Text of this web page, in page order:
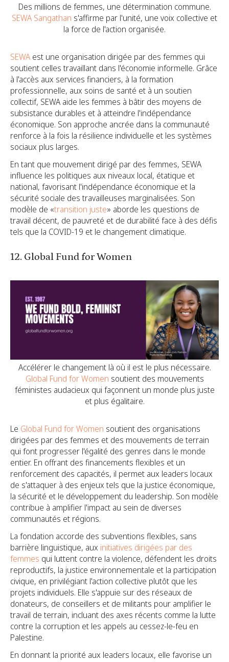
Des millions de femmes, une détermination commune.
SEWA Sangathan s'affirme par l'unité, une voix collective et
la force de l'action organisée.
SEWA est une organisation dirigée par des femmes qui
soutient celles travaillant dans l'économie informelle. Grâce
à l'accès aux services financiers, à la formation
professionnelle, aux soins de santé et à un soutien
collectif, SEWA aide les femmes à bâtir des moyens de
subsistance durables et à atteindre l'indépendance
économique. Son approche ancrée dans la communauté
renforce à la fois la résilience individuelle et les systèmes
sociaux plus larges.
En tant que mouvement dirigé par des femmes, SEWA
influence les politiques aux niveaux local, étatique et
national, favorisant l'indépendance économique et la
sécurité sociale des travailleuses marginalisées. Son
modèle de «transition juste» aborde les questions de
travail décent, de pauvreté et de durabilité face à des défis
tels que la COVID-19 et le changement climatique.
12. Global Fund for Women
Accélérer le changement là où il est le plus nécessaire.
Global Fund for Women soutient des mouvements
féministes audacieux qui façonnent un monde plus juste
et plus égalitaire.
Le Global Fund for Women soutient des organisations
dirigées par des femmes et des mouvements de terrain
qui font progresser l'égalité des genres dans le monde
entier. En offrant des financements flexibles et un
renforcement des capacités, il permet aux leaders locaux
de s'attaquer à des enjeux tels que la justice économique,
la sécurité et le développement du leadership. Son modèle
contribue à amplifier l'impact au sein de diverses
communautés et régions.
La fondation accorde des subventions flexibles, sans
barrière linguistique, aux initiatives dirigées par des
femmes qui luttent contre la violence, défendent les droits
reproductifs, la justice environnementale et la participation
civique, en privilégiant l'action collective plutôt que les
projets individuels. Elle s'appuie sur des réseaux de
donateurs, de conseillers et de militants pour amplifier le
travail de terrain, incluant des axes récents comme la lutte
contre la corruption et les appels au cessez-le-feu en
Palestine.
En donnant la priorité aux leaders locaux, elle favorise un